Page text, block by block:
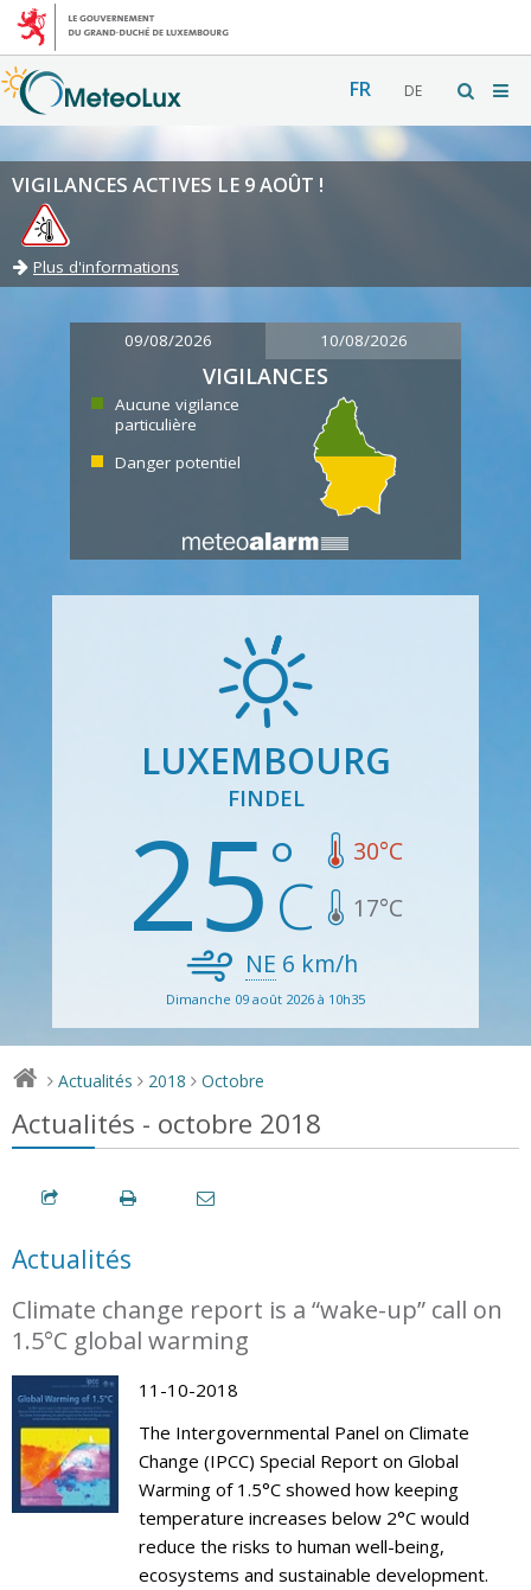
FR DE
VIGILANCES ACTIVES LE 9 AOÛT !
Plus d'informations
09/08/2026 10/08/2026
VIGILANCES
Aucune vigilance
particulière
Danger potentiel
LUXEMBOURG
FINDEL
25 30°C
17°C
NE 6 km/h
Dimanche 09 août 2026 à 10h35
> Actualités > 2018 > Octobre
Actualités - octobre 2018
Actualités
Climate change report is a “wake-up” call on
1.5°C global warming
11-10-2018
The Intergovernmental Panel on Climate
Change (IPCC) Special Report on Global
Warming of 1.5°C showed how keeping
temperature increases below 2°C would
reduce the risks to human well-being,
ecosystems and sustainable development.